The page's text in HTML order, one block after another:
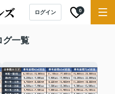
ログイン 0
グ一覧